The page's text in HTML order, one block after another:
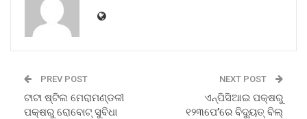
PREV POST
ଟାଟା ଷ୍ଟିଲ ମେରାମଣ୍ଡଳୀ
ପକ୍ଷରୁ ରୋବୋଟ୍ ସୁବିଧା
NEXT POST
ଏନ୍‌ପିସିଆଇ ପକ୍ଷରୁ
୧୨୩ପେ’ରେ ବିଦ୍ୟୁତ୍ ବିଲ୍